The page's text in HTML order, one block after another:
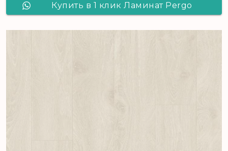
Купить в 1 клик Ламинат Pergo